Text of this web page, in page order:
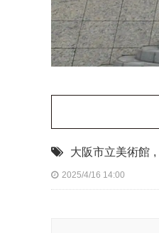
大阪市立美術館 ,
2025/4/16 14:00